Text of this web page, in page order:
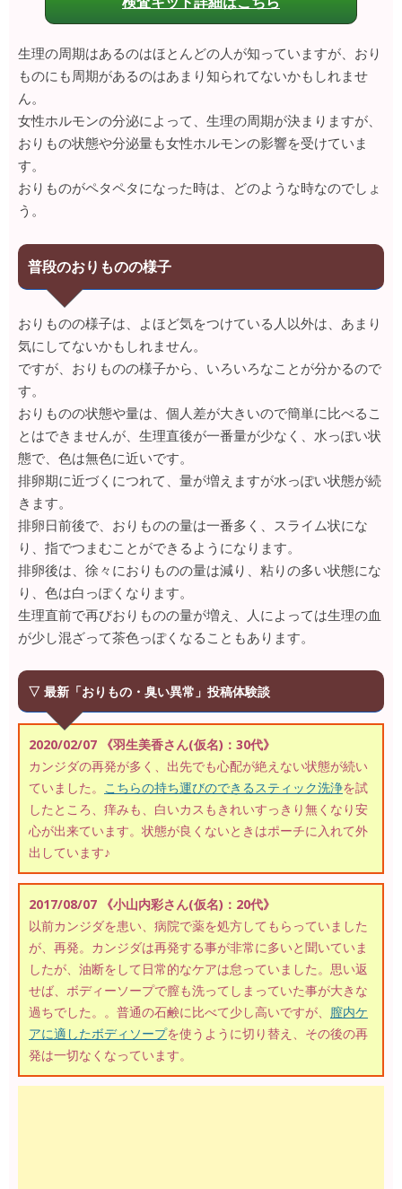
生理の周期はあるのはほとんどの人が知っていますが、おり
ものにも周期があるのはあまり知られてないかもしれませ
ん。
女性ホルモンの分泌によって、生理の周期が決まりますが、
おりもの状態や分泌量も女性ホルモンの影響を受けていま
す。
おりものがペタペタになった時は、どのような時なのでしょ
う。
普段のおりものの様子
おりものの様子は、よほど気をつけている人以外は、あまり
気にしてないかもしれません。
ですが、おりものの様子から、いろいろなことが分かるので
す。
おりものの状態や量は、個人差が大きいので簡単に比べるこ
とはできませんが、生理直後が一番量が少なく、水っぽい状
態で、色は無色に近いです。
排卵期に近づくにつれて、量が増えますが水っぽい状態が続
きます。
排卵日前後で、おりものの量は一番多く、スライム状にな
り、指でつまむことができるようになります。
排卵後は、徐々におりものの量は減り、粘りの多い状態にな
り、色は白っぽくなります。
生理直前で再びおりものの量が増え、人によっては生理の血
が少し混ざって茶色っぽくなることもあります。
▽ 最新「おりもの・臭い異常」投稿体験談
2020/02/07 《羽生美香さん(仮名)：30代》
カンジダの再発が多く、出先でも心配が絶えない状態が続い
ていました。 こちらの持ち運びのできるスティック洗浄を試
したところ、痒みも、白いカスもきれいすっきり無くなり安
心が出来ています。状態が良くないときはポーチに入れて外
出しています♪
2017/08/07 《小山内彩さん(仮名)：20代》
以前カンジダを患い、病院で薬を処方してもらっていました
が、再発。カンジダは再発する事が非常に多いと聞いていま
したが、油断をして日常的なケアは怠っていました。思い返
せば、ボディーソープで膣も洗ってしまっていた事が大きな
過ちでした。。普通の石鹸に比べて少し高いですが、 膣内ケ
アに適したボディソープを使うように切り替え、その後の再
発は一切なくなっています。